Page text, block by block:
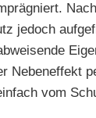
jedoch
Nebeneffekt
vom